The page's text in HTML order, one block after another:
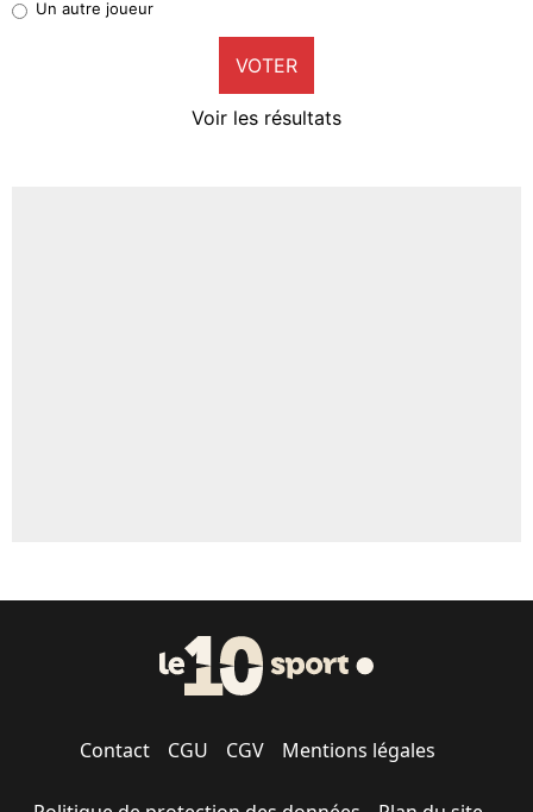
9%
Un autre joueur
VOTER
Voir les résultats
Contact CGU CGV Mentions légales